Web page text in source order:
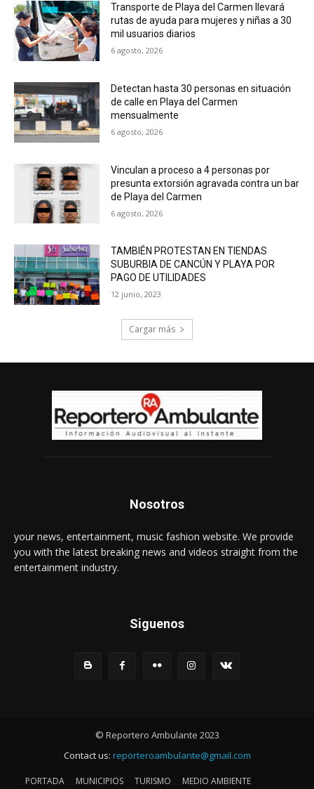
Transporte de Playa del Carmen llevará
rutas de ayuda para mujeres y niñas a 30
mil usuarios diarios
6 agosto, 2026
Detectan hasta 30 personas en situación
de calle en Playa del Carmen
mensualmente
6 agosto, 2026
Vinculan a proceso a 4 personas por
presunta extorsión agravada contra un bar
de Playa del Carmen
6 agosto, 2026
TAMBIÉN PROTESTAN EN TIENDAS
SUBURBIA DE CANCÚN Y PLAYA POR
PAGO DE UTILIDADES
12 junio, 2023
Cargar más
Nosotros
your news, entertainment, music fashion website. We provide
you with the latest breaking news and videos straight from the
entertainment industry.
Siguenos
© Reportero Ambulante 2023
Contact us: reporteroambulante@gmail.com
PORTADA MUNICIPIOS TURISMO MEDIO AMBIENTE